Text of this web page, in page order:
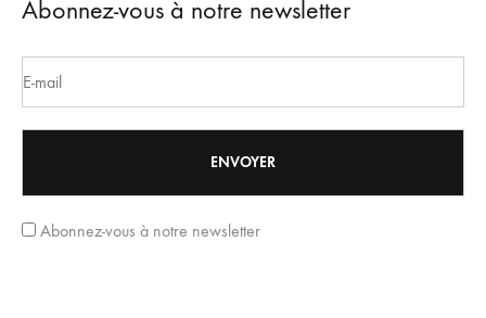
Abonnez-vous à notre newsletter
Abonnez-vous à notre newsletter